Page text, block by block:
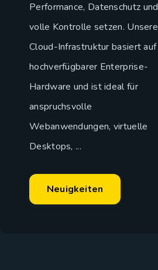
Performance, Datenschutz und
volle Kontrolle setzen. Unsere
Cloud-Infrastruktur basiert auf
hochverfügbarer Enterprise-
Hardware und ist ideal für
anspruchsvolle
Webanwendungen, virtuelle
Desktops, ...
Neuigkeiten